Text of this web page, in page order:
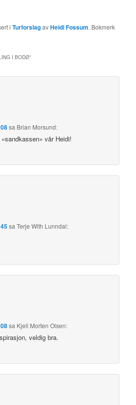
iTurforslagavHeidi Fossum. Bokmerk
I BODØ”
sa Brian Morsund:
vår Heidi!
sa Terje With Lunndal:
sa Kjell Morten Olsen:
veldig bra.